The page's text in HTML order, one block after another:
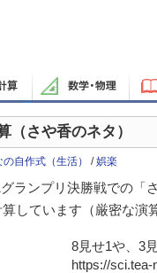
（さや香のネタ）
自作式（生活） /娯楽
ランプリ決勝戦での「
算しています（厳密な演
8見せ1や、3
https://sci.tea-